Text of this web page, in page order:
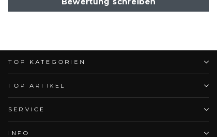
TOP KATEGORIEN
TOP ARTIKEL
SERVICE
INFO